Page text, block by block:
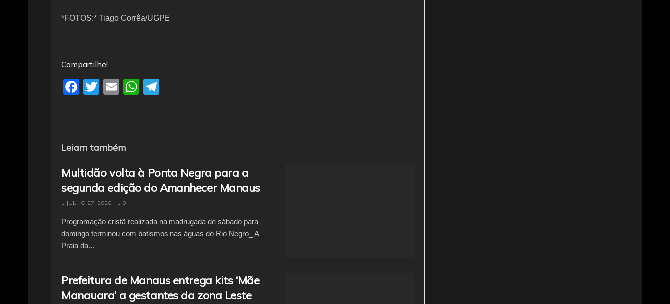
*FOTOS:* Tiago Corrêa/UGPE
Compartilhe!
F
b
o
o
k
T
E
W
p
p
m
Leiam também
Multidão volta à Ponta Negra para a
segunda edição do Amanhecer Manaus
JULHO 27, 2026 0
Programação cristã realizada na madrugada de sábado para
domingo terminou com batismos nas águas do Rio Negro_ A
Praia da...
Prefeitura de Manaus entrega kits ‘Mãe
Manauara’ a gestantes da zona Leste